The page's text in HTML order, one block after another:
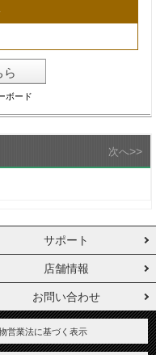
ら
ボード
次へ>>
サポート
店舗情報
お問い合わせ
営業法に基づく表示